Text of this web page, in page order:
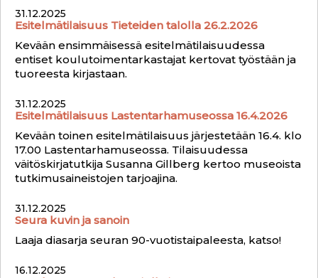
31.12.2025
Esitelmätilaisuus Tieteiden talolla 26.2.2026
Kevään ensimmäisessä esitelmätilaisuudessa
entiset koulutoimentarkastajat kertovat työstään ja
tuoreesta kirjastaan.
31.12.2025
Esitelmätilaisuus Lastentarhamuseossa 16.4.2026
Kevään toinen esitelmätilaisuus järjestetään 16.4. klo
17.00 Lastentarhamuseossa. Tilaisuudessa
väitöskirjatutkija Susanna Gillberg kertoo museoista
tutkimusaineistojen tarjoajina.
31.12.2025
Seura kuvin ja sanoin
Laaja diasarja seuran 90-vuotistaipaleesta, katso!
16.12.2025